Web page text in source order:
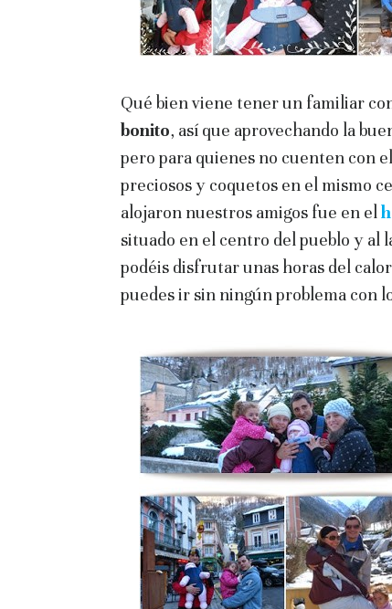
Qué bien viene tener un familiar
bonito, así que aprovechando la
pero para quienes no cuenten con
preciosos y coquetos en el mismo
alojaron nuestros amigos fue en el
situado en el centro del pueblo y al
podéis disfrutar unas horas del
puedes ir sin ningún problema con